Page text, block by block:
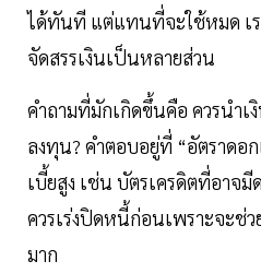
ได้ทันที แต่แทนที่จะใช้หมด เร
จัดสรรเงินเป็นหลายส่วน
คำถามที่มักเกิดขึ้นคือ ควรนำ
ลงทุน? คำตอบอยู่ที่ “อัตราด
เบี้ยสูง เช่น บัตรเครดิตที่อาจ
ควรเร่งปิดหนี้ก่อนเพราะจะช่
มาก